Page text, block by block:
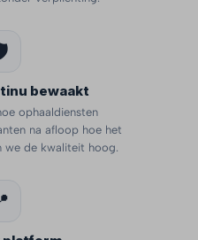
bewaakt
ophaaldiensten
na afloop hoe het
we de kwaliteit hoog.